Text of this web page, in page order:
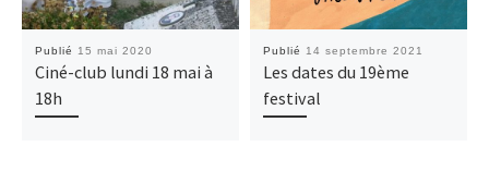
Publié 15 mai 2020
Ciné-club lundi 18 mai à
18h
Publié 14 septembre 2021
Les dates du 19ème
festival